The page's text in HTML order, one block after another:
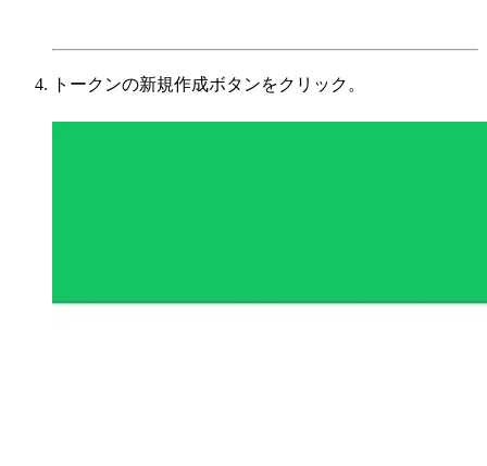
トークンの新規作成ボタンをクリック。